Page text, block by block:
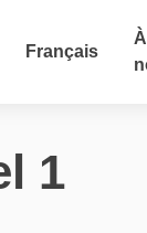
Français
1